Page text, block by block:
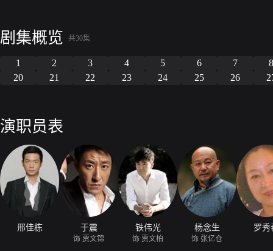
剧集概览 共30集
1 2 3 4 5 6 7
20
21 22 23 24 25 26
演职员表
邢佳栋 于震
饰 贾文锦
铁伟光
饰 贾文柏
杨念生
饰 张亿仓
罗秀